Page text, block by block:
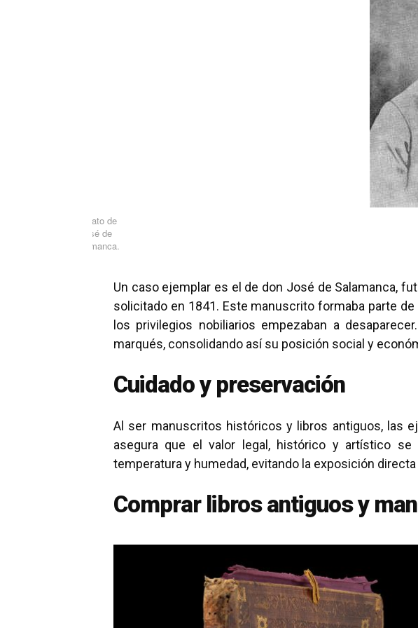
Retrato de
José de
Salamanca.
Un caso ejemplar es el de don José de Salamanca,
solicitado en 1841. Este manuscrito formaba parte
los privilegios nobiliarios empezaban a
marqués, consolidando así su posición social y
Cuidado y preservación
Al ser manuscritos históricos y libros antiguos, las
asegura que el valor legal, histórico y artístico se
temperatura y humedad, evitando la exposición
Comprar libros antiguos y